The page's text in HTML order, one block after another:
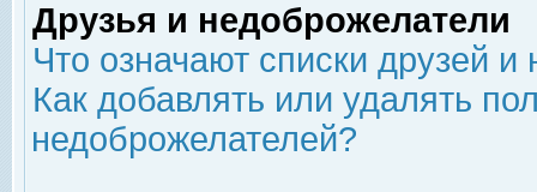
Друзья и недоброжелатели
Что означают списки друзей
Как добавлять или удалять
недоброжелателей?